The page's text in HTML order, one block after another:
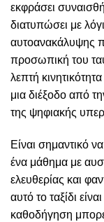
εκφράσει
διατυπώσει με
αυτοανακάλυψης
προσωπική του
λεπτή
μια διέξοδο από
της ψηφιακής
Είναι σημαντικό
ένα μάθημα με
ελευθερίας και
αυτό το ταξίδι
καθοδήγηση